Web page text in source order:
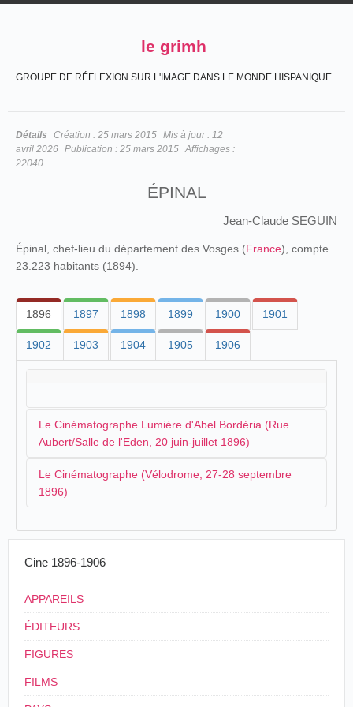
le grimh
GROUPE DE RÉFLEXION SUR L'IMAGE DANS LE MONDE HISPANIQUE
Détails Création : 25 mars 2015 Mis à jour : 12
avril 2026 Publication : 25 mars 2015 Affichages :
22040
ÉPINAL
Jean-Claude SEGUIN
Épinal, chef-lieu du département des Vosges (France), compte
23.223 habitants (1894).
1896 1897 1898 1899 1900 1901
1902 1903 1904 1905 1906
Le Cinématographe Lumière d'Abel Bordéria (Rue
Aubert/Salle de l'Eden, 20 juin-juillet 1896)
Le Cinématographe (Vélodrome, 27-28 septembre
1896)
Vers la fin du mois de septembre, un cinématographe
s'installa au vélodrome:
Champ de foire d'Epinal.-
Cinématographe.- Les curieuses
expériences auxquelles nous avons assisté à
l'Eden ont obtenu un vif succès. Nous apprenons
qu'un appareil cinématographique va fonctionner
pendant la fête d'Epinal, sur le Cours, au
Cine 1896-1906
APPAREILS
ÉDITEURS
FIGURES
FILMS